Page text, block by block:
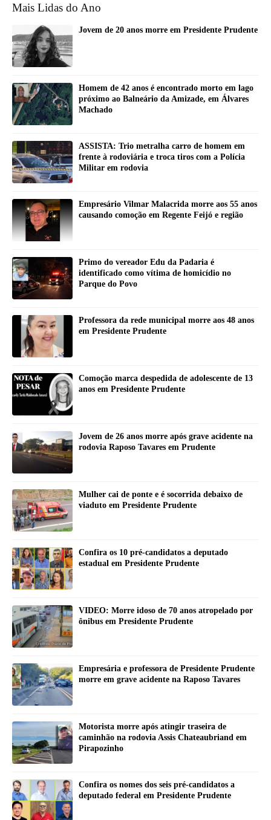
Mais Lidas do Ano
Jovem de 20 anos morre em Presidente Prudente
Homem de 42 anos é encontrado morto em lago
próximo ao Balneário da Amizade, em Álvares
Machado
ASSISTA: Trio metralha carro de homem em
frente à rodoviária e troca tiros com a Polícia
Militar em rodovia
Empresário Vilmar Malacrida morre aos 55 anos
causando comoção em Regente Feijó e região
Primo do vereador Edu da Padaria é
identificado como vítima de homicídio no
Parque do Povo
Professora da rede municipal morre aos 48 anos
em Presidente Prudente
Comoção marca despedida de adolescente de 13
anos em Presidente Prudente
Jovem de 26 anos morre após grave acidente na
rodovia Raposo Tavares em Prudente
Mulher cai de ponte e é socorrida debaixo de
viaduto em Presidente Prudente
Confira os 10 pré-candidatos a deputado
estadual em Presidente Prudente
VIDEO: Morre idoso de 70 anos atropelado por
ônibus em Presidente Prudente
Empresária e professora de Presidente Prudente
morre em grave acidente na Raposo Tavares
Motorista morre após atingir traseira de
caminhão na rodovia Assis Chateaubriand em
Pirapozinho
Confira os nomes dos seis pré-candidatos a
deputado federal em Presidente Prudente